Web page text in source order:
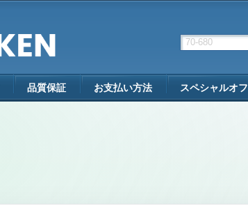
品質保証 お支払い方法 スペシャルオ